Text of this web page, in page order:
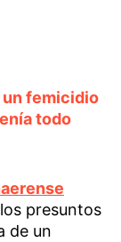
femicidio
todo
presuntos
de un